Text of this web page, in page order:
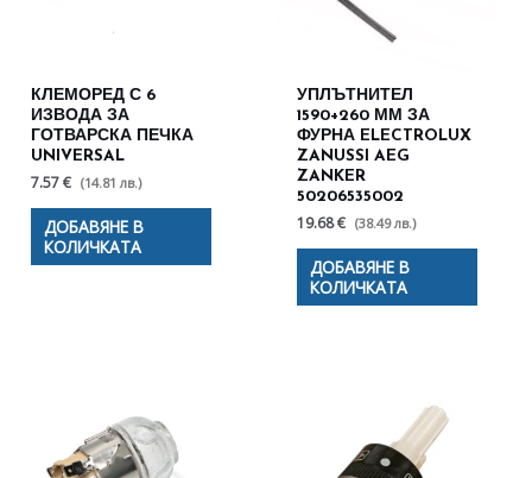
КЛЕМОРЕД С 6
ИЗВОДА ЗА
ГОТВАРСКА ПЕЧКА
UNIVERSAL
7.57 € (14.81 лв.)
ДОБАВЯНЕ В
КОЛИЧКАТА
УПЛЪТНИТЕЛ
1590+260 ММ ЗА
ФУРНА ELECTROLUX
ZANUSSI AEG
ZANKER
50206535002
19.68 € (38.49 лв.)
ДОБАВЯНЕ В
КОЛИЧКАТА